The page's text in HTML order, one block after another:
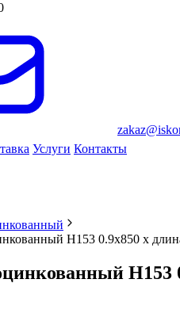
Услуги Контакты
Н153 0.9x850 x
Н153